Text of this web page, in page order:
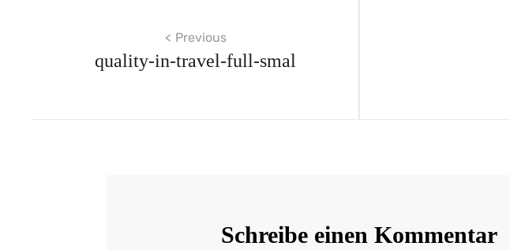
Beitragsnavigation
Previous
quality-in-travel-full-smal
Schreibe einen Kommentar